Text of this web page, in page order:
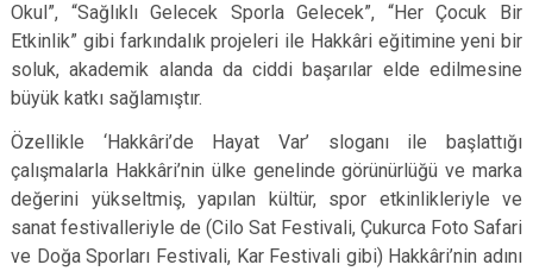
Okul”, “Sağlıklı Gelecek Sporla Gelecek”, “Her Çocuk Bir
Etkinlik” gibi farkındalık projeleri ile Hakkâri eğitimine yeni bir
soluk, akademik alanda da ciddi başarılar elde edilmesine
büyük katkı sağlamıştır.
Özellikle ‘Hakkâri’de Hayat Var’ sloganı ile başlattığı
çalışmalarla Hakkâri’nin ülke genelinde görünürlüğü ve marka
değerini yükseltmiş, yapılan kültür, spor etkinlikleriyle ve
sanat festivalleriyle de (Cilo Sat Festivali, Çukurca Foto Safari
ve Doğa Sporları Festivali, Kar Festivali gibi) Hakkâri’nin adını